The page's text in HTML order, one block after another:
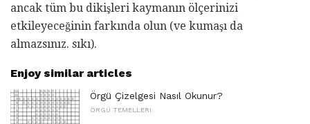
ancak tüm bu dikişleri kaymanın ölçerinizi
etkileyeceğinin farkında olun (ve kumaşı da
almazsınız. sıkı).
Enjoy similar articles
Örgü Çizelgesi Nasıl Okunur?
ÖRGÜ TEMELLERI